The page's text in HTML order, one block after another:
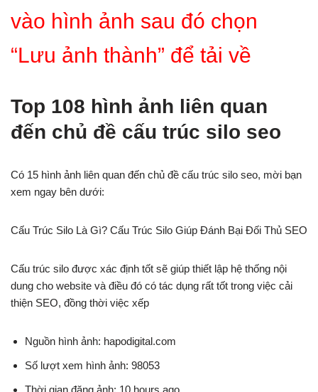
vào hình ảnh sau đó chọn
“Lưu ảnh thành” để tải về
Top 108 hình ảnh liên quan
đến chủ đề cấu trúc silo seo
Có 15 hình ảnh liên quan đến chủ đề cấu trúc silo seo, mời bạn
xem ngay bên dưới:
Cấu Trúc Silo Là Gì? Cấu Trúc Silo Giúp Đánh Bại Đối Thủ SEO
Cấu trúc silo được xác định tốt sẽ giúp thiết lập hệ thống nội
dung cho website và điều đó có tác dụng rất tốt trong việc cải
thiện SEO, đồng thời việc xếp
Nguồn hình ảnh: hapodigital.com
Số lượt xem hình ảnh: 98053
Thời gian đăng ảnh: 10 hours ago